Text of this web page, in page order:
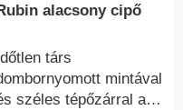
alacsony cipő
társ
mintával
széles tépőzárral a